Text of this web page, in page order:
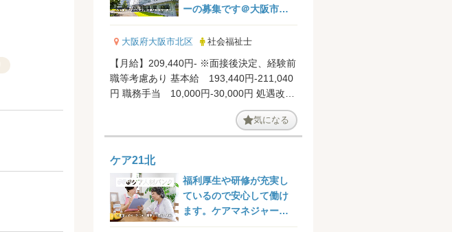
ーの募集です＠大阪市北
区
大阪府大阪市北区 社会福祉士
【月給】209,440円- ※面接後決定、経験前
職等考慮あり 基本給 193,440円-211,040
円 職務手当 10,000円-30,000円 処遇改善
気になる
ケア21北
福利厚生や研修が充実し
ているので安心して働け
ます。ケアマネジャーの
求人です。